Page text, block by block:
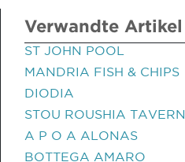
Verwandte Artikel
ST JOHN POOL
MANDRIA FISH & CHIPS
DIODIA
STOU ROUSHIA TAVERN
A P O A ALONAS
BOTTEGA AMARO